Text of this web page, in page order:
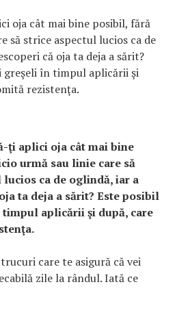
oja cât mai bine posibil, fără
să strice aspectul lucios ca de
că oja ta deja a sărit?
greşeli în timpul aplicării şi
rezistenţa.
ţi aplici oja cât mai bine
urmă sau linie care să
ca de oglindă, iar a
ta deja a sărit? Este posibil
aplicării şi după, care
care te asigură că vei
zile la rândul. Iată ce